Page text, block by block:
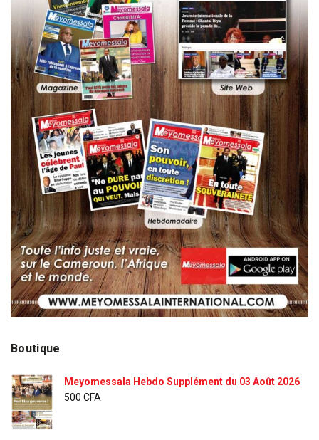
Boutique
Meyomessala Hebdo Supplément du 03 Août 2026
500 CFA